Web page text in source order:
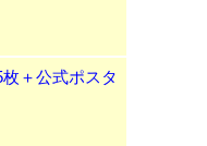
＋公式ポスタ